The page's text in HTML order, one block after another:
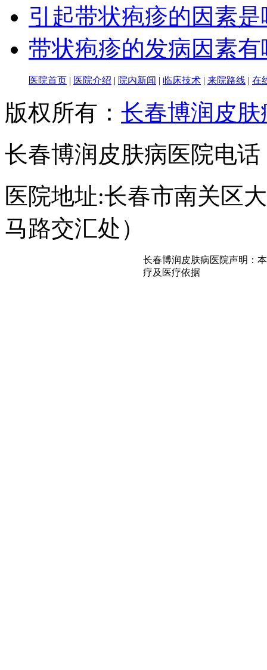
引起带状疱疹的因素是
带状疱疹的发病因素有
医院首页 | 医院介绍 | 院内新闻 | 临床技术 | 来院路线 | 在
版权所有： 长春博润皮肤
长春博润皮肤病医院电话
医院地址:长春市南关区
马路交汇处）
长春博润皮肤病医院声明：
疗及医疗依据